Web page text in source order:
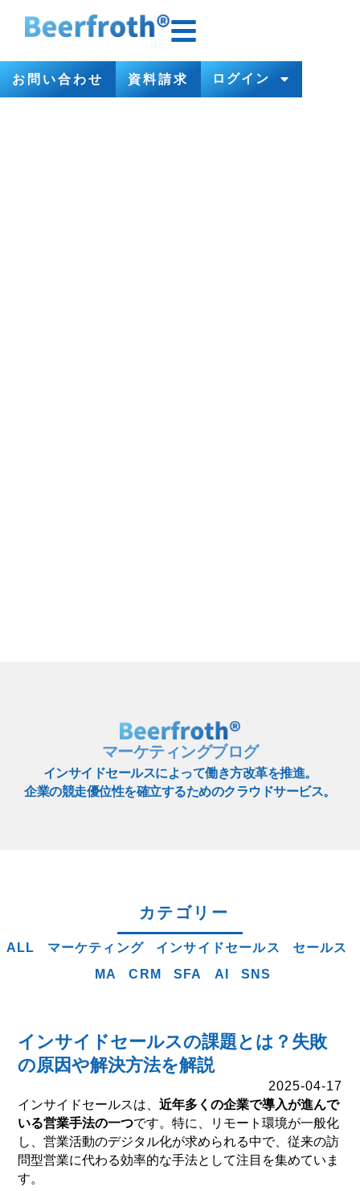
お問い合わせ 資料請求 ログイン
マーケティングブログ
インサイドセールスによって働き方改革を推進。
企業の競走優位性を確立するためのクラウドサービス。
カテゴリー
ALL マーケティング インサイドセールス
セールス
MA
CRM SFA AI SNS
インサイドセールスの課題とは？失敗
の原因や解決方法を解説
2025-04-17
インサイドセールスは、近年多くの企業で導入が進んで
いる営業手法の一つです。特に、リモート環境が一般化
し、営業活動のデジタル化が求められる中で、従来の訪
問型営業に代わる効率的な手法として注目を集めていま
す。